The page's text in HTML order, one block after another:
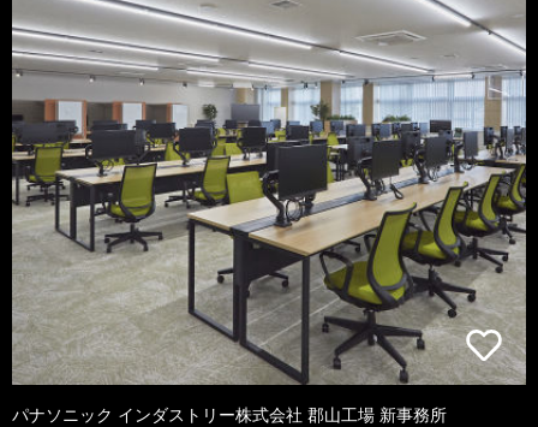
パナソニック インダストリー株式会社 郡山工場 新事務所